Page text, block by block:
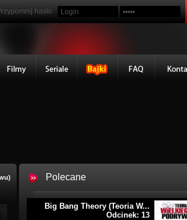
hasło
Polecane
Big Bang Theory (Teoria W...
Odcinek: 13